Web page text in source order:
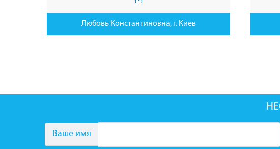
Любовь Константиновна, г. Киев
Ваше имя